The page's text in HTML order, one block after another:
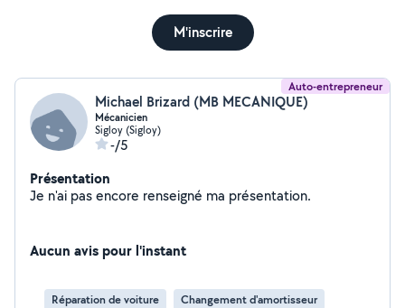
M'inscrire
Auto-entrepreneur
Michael Brizard (MB MECANIQUE)
Mécanicien
Sigloy (Sigloy)
-/5
Présentation
Je n'ai pas encore renseigné ma présentation.
Aucun avis pour l'instant
Réparation de voiture Changement d'amortisseur